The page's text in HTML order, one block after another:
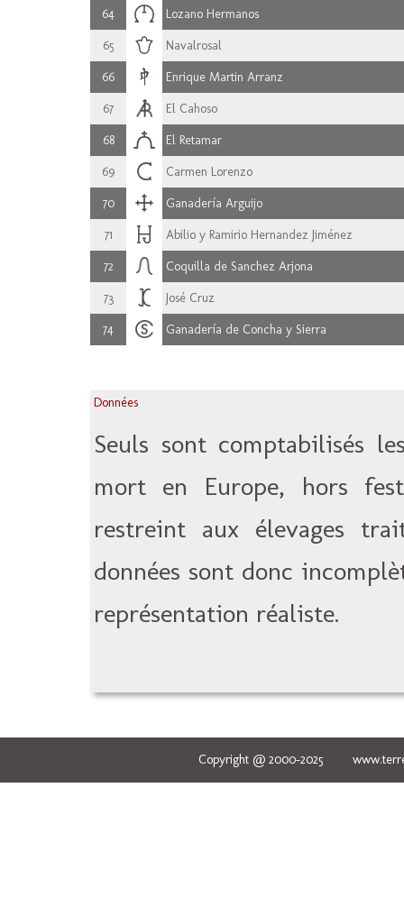
64 Lozano Hermanos
65 Navalrosal
66 Enrique Martin Arranz
67 El Cahoso
68 El Retamar
69 Carmen Lorenzo
70 Ganadería Arguijo
71 Abilio y Ramirio Hernandez Jiménez
72 Coquilla de Sanchez Arjona
73 José Cruz
74 Ganadería de Concha y Sierra
Données
Seuls sont comptabilisés
mort en Europe, hors
restreint aux élevages
données sont donc
représentation réaliste.
Copyright @ 2000-2025